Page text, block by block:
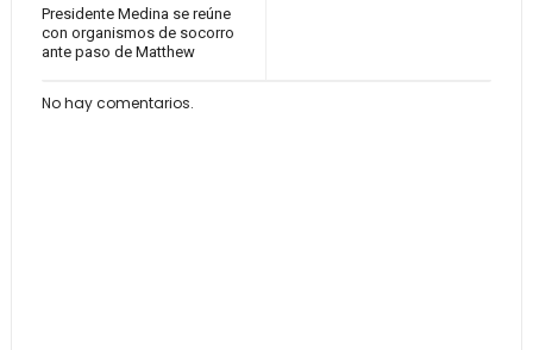
Presidente Medina se reúne
con organismos de socorro
ante paso de Matthew
No hay comentarios.